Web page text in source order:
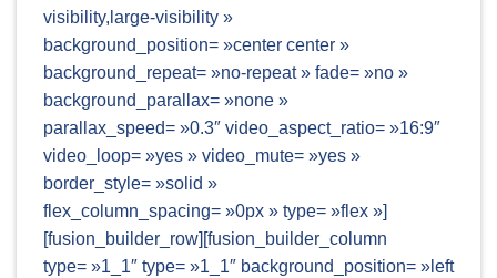
visibility,large-visibility »
background_position= »center center »
background_repeat= »no-repeat » fade= »no »
background_parallax= »none »
parallax_speed= »0.3″ video_aspect_ratio= »16:9″
video_loop= »yes » video_mute= »yes »
border_style= »solid »
flex_column_spacing= »0px » type= »flex »]
[fusion_builder_row][fusion_builder_column
type= »1_1″ type= »1_1″ background_position= »left